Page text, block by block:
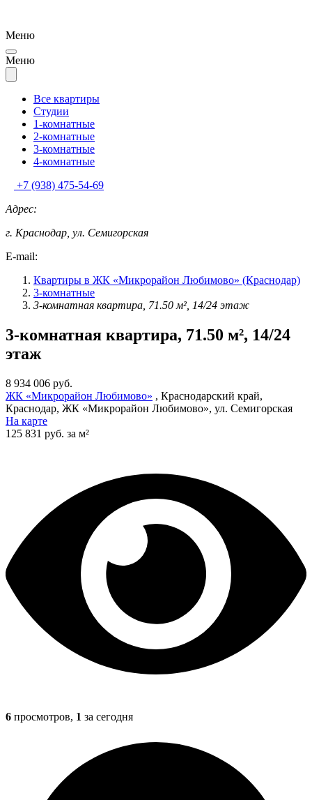
Меню
Меню
Все квартиры
Студии
1-комнатные
2-комнатные
3-комнатные
4-комнатные
+7 (938) 475-54-69
Адрес:
г. Краснодар, ул. Семигорская
E-mail:
Квартиры в ЖК «Микрорайон Любимово» (Краснодар)
3-комнатные
3-комнатная квартира, 71.50 м², 14/24 этаж
3-комнатная квартира, 71.50 м², 14/24
этаж
8 934 006 руб.
ЖК «Микрорайон Любимово» , Краснодарский край,
Краснодар, ЖК «Микрорайон Любимово», ул. Семигорская
На карте
125 831 руб. за м²
6 просмотров, 1 за сегодня